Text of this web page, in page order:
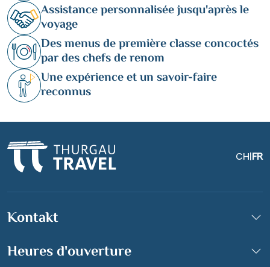
Assistance personnalisée jusqu'après le
voyage
Des menus de première classe concoctés
par des chefs de renom
Une expérience et un savoir-faire
reconnus
CH|FR
Kontakt
Heures d'ouverture